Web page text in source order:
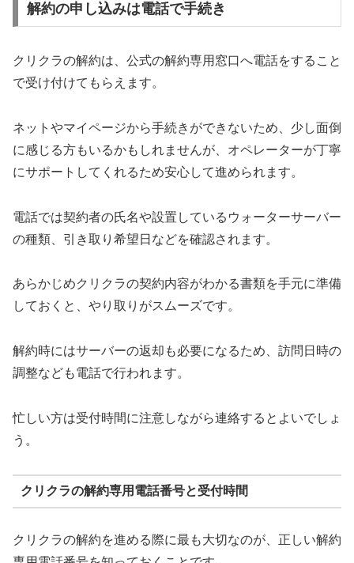
解約の申し込みは電話で手続き
クリクラの解約は、公式の解約専用窓口へ電話をすること
で受け付けてもらえます。
ネットやマイページから手続きができないため、少し面倒
に感じる方もいるかもしれませんが、オペレーターが丁寧
にサポートしてくれるため安心して進められます。
電話では契約者の氏名や設置しているウォーターサーバー
の種類、引き取り希望日などを確認されます。
あらかじめクリクラの契約内容がわかる書類を手元に準備
しておくと、やり取りがスムーズです。
解約時にはサーバーの返却も必要になるため、訪問日時の
調整なども電話で行われます。
忙しい方は受付時間に注意しながら連絡するとよいでしょ
う。
クリクラの解約専用電話番号と受付時間
クリクラの解約を進める際に最も大切なのが、正しい解約